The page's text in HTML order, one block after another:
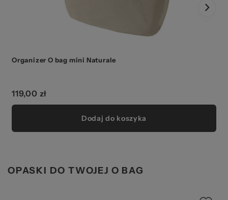
Organizer O bag mini Naturale
119,00 zł
Dodaj do koszyka
OPASKI DO TWOJEJ O BAG